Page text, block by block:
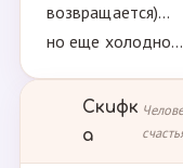
возвращается)...
но еще холодно...
Скифк
а